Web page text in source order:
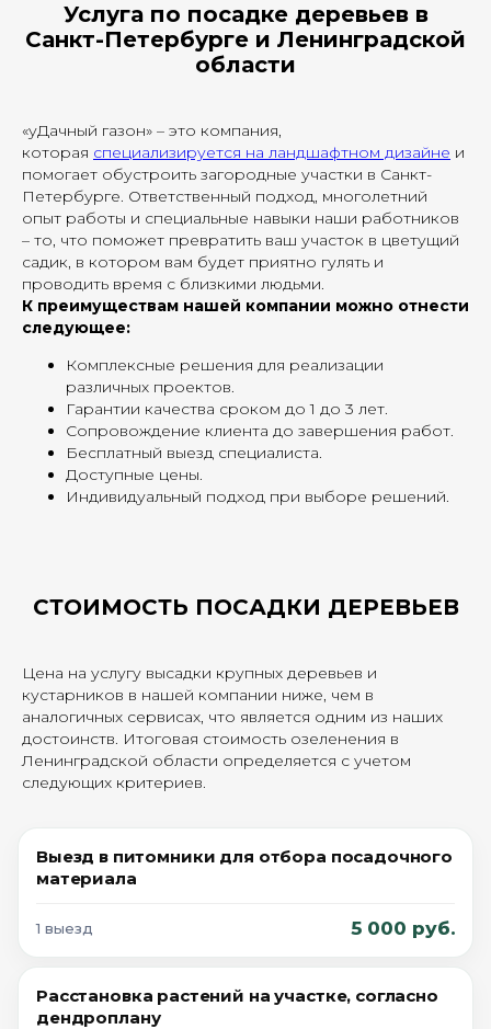
Услуга по посадке деревьев в
Санкт-Петербурге и Ленинградской
области
«уДачный газон» – это компания,
которая специализируется на ландшафтном дизайне и
помогает обустроить загородные участки в Санкт-
Петербурге. Ответственный подход, многолетний
опыт работы и специальные навыки наши работников
– то, что поможет превратить ваш участок в цветущий
садик, в котором вам будет приятно гулять и
проводить время с близкими людьми.
К преимуществам нашей компании можно отнести
следующее:
Комплексные решения для реализации
различных проектов.
Гарантии качества сроком до 1 до 3 лет.
Сопровождение клиента до завершения работ.
Бесплатный выезд специалиста.
Доступные цены.
Индивидуальный подход при выборе решений.
СТОИМОСТЬ ПОСАДКИ ДЕРЕВЬЕВ
Цена на услугу высадки крупных деревьев и
кустарников в нашей компании ниже, чем в
аналогичных сервисах, что является одним из наших
достоинств. Итоговая стоимость озеленения в
Ленинградской области определяется с учетом
следующих критериев.
Выезд в питомники для отбора посадочного
материала
1 выезд 5 000 руб.
Расстановка растений на участке, согласно
дендроплану